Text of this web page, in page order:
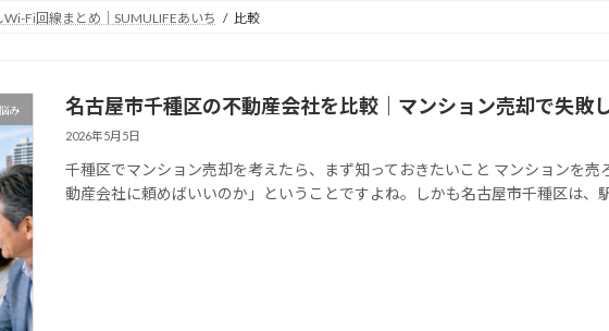
Fi回線まとめ｜SUMULIFEあいち 比較
み 名古屋市千種区の不動産会社を比較｜マンション売却で失敗
2026年5月5日
千種区でマンション売却を考えたら、まず知っておきたいこと マンションを
動産会社に頼めばいいのか」ということですよね。しかも名古屋市千種区は、